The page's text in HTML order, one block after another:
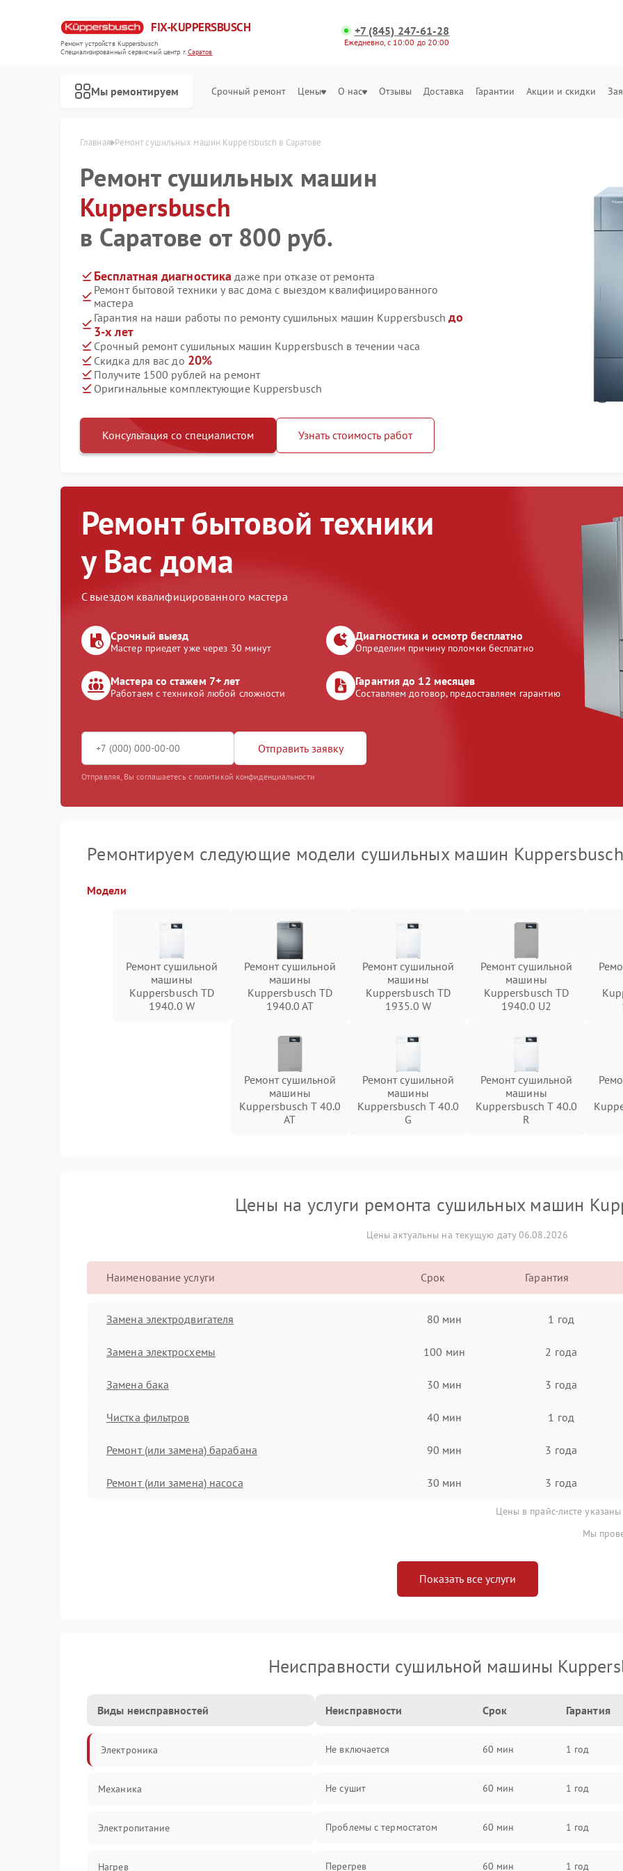
FIX-KUPPERSBUSCH
Ремонт устройств Kuppersbusch
Специализированный cервисный центр г.Саратов
+7 (845) 247-61-28
Ежедневно, с 10:00 до 20:00
Мы ремонтируем Срочный ремонт Цены О нас Отзывы Доставка Гарантии Акции и скидки
Главная Ремонт сушильных машин Kuppersbusch в Саратове
Ремонт сушильных машин
Kuppersbusch
в Саратове от 800 руб.
Бесплатная диагностика даже при отказе от ремонта
Ремонт бытовой техники у вас дома с выездом квалифицированного
мастера
Гарантия на наши работы по ремонту сушильных машин Kuppersbuschдо
3-х лет
Срочный ремонт сушильных машин Kuppersbusch в течении часа
Скидка для вас до 20%
Получите 1500 рублей на ремонт
Оригинальные комплектующие Kuppersbusch
Консультация со специалистом Узнать стоимость работ
Ремонт бытовой техники
у Вас дома
С выездом квалифицированного мастера
Срочный выезд
Мастер приедет уже через 30 минут
Диагностика и осмотр бесплатно
Определим причину поломки бесплатно
Мастера со стажем 7+ лет
Работаем с техникой любой сложности
Гарантия до 12 месяцев
Составляем договор, предоставляем гарантию
Отправить заявку
Отправляя, Вы соглашаетесь с политикой конфиденциальности
Ремонтируем следующие модели сушильных машин Kuppersbusch
Модели
Ремонт сушильной
машины
Kuppersbusch TD
1940.0 W
Ремонт сушильной
машины
Kuppersbusch TD
1940.0 AT
Ремонт сушильной
машины
Kuppersbusch TD
1935.0 W
Ремонт сушильной
машины
Kuppersbusch TD
1940.0 U2
Ремонт сушильной
машины
Kuppersbusch T 40.0
AT
Ремонт сушильной
машины
Kuppersbusch T 40.0
G
Ремонт сушильной
машины
Kuppersbusch T 40.0
R
Цены на услуги ремонта сушильных машин
Цены актуальны на текущую дату 06.08.2026
Наименование услуги Срок Гарантия
Замена электродвигателя 80 мин 1 год
Замена электросхемы 100 мин 2 года
Замена бака 30 мин 3 года
Чистка фильтров 40 мин 1 год
Ремонт (или замена) барабана 90 мин 3 года
Ремонт (или замена) насоса 30 мин 3 года
Цены в прайс-листе
Мы
Показать все услуги
Неисправности сушильной машины
Виды неисправностей
Электроника
Механика
Электропитание
Нагрев
Неисправности Срок Гарантия
Не включается 60 мин 1 год
Не сушит 60 мин 1 год
Проблемы с термостатом 60 мин 1 год
Перегрев 60 мин 1 год